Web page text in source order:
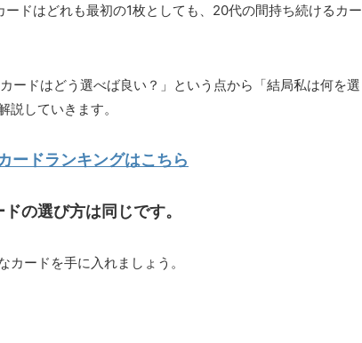
ドはどれも最初の1枚としても、20代の間持ち続けるカー
ードはどう選べば良い？」という点から「結局私は何を選
していきます。
ードランキングはこちら
の選び方は同じです。
ードを手に入れましょう。